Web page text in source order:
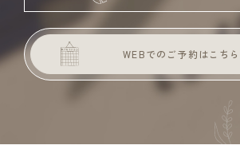
WEBでのご予約はこちら